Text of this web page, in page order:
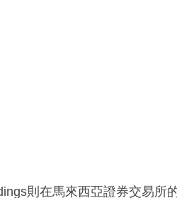
則在馬來西亞證券交易所